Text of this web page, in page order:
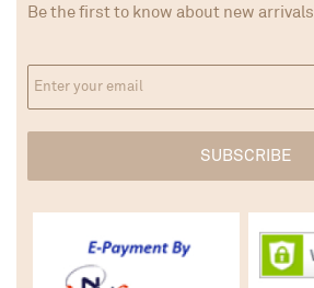
Be the first to know about new arrivals